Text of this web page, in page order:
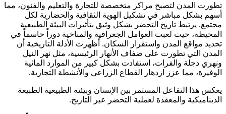
تطورت المدن لتصبح مراكز متخصصة للتجارة والتعليم والفنون، مما
أسهم بشكل مباشر في تشكيل الهوية الثقافية والحضارية لكل
مجتمع. يرتبط تاريخ التحضر بشكل وثيق بتأثيرات البيئة الطبيعية
المحيطة، حيث لعبت العوامل الجغرافية والمناخية دوراً حاسماً في
تحديد مواقع المدن واستقرار السكان. أظهرت الأدلة التاريخية أن
المدن التي تطورت على ضفاف الأنهار الرئيسية، مثل نهر النيل
ونهري دجلة والفرات، استفادت بشكل كبير من الموارد المائية
الوفيرة، مما عزز ازدهار القطاع الزراعي والأنشطة التجارية.
يعكس هذا التفاعل المستمر بين الإنسان وبيئته الطبيعية الطبيعة
الديناميكية والمعقدة لعملية التحضر عبر التاريخ.